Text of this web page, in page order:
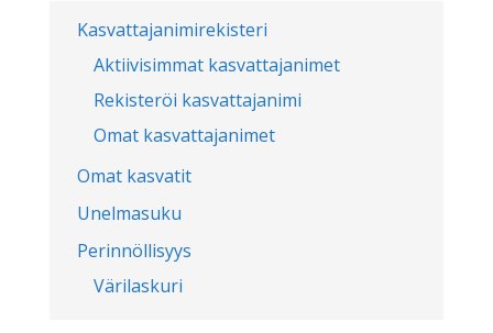
Kasvattajanimirekisteri
Aktiivisimmat kasvattajanimet
Rekisteröi kasvattajanimi
Omat kasvattajanimet
Omat kasvatit
Unelmasuku
Perinnöllisyys
Värilaskuri